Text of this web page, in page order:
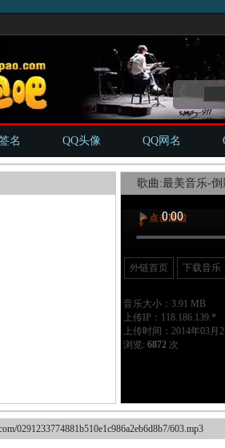
名 QQ头像 QQ网名
歌曲:最美音乐-倒
外链首页 下载音乐
音乐大小：3.91 MB
上传IP：118.186.139.*
上传时间：2014年03月
浏览: 6872次
0291233774881b510e1c986a2eb6d8b7/603.mp3